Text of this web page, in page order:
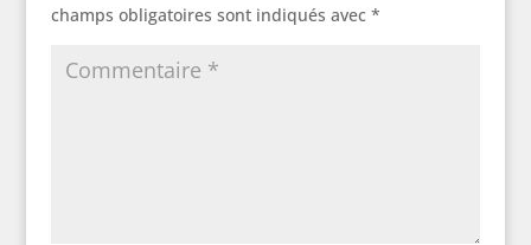
champs obligatoires sont indiqués avec *